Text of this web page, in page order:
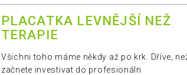
PLACATKA LEVNĚJŠÍ NEŽ
TERAPIE
Všichni toho máme někdy až po krk. Dříve,
začnete investivat do profesionáln